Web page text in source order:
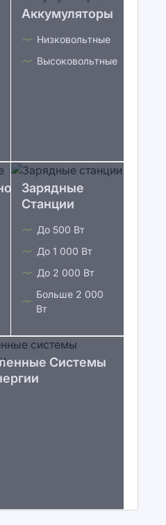
Аккумуляторы
Низковольтные
Высоковольтные
Зарядные
Станции
До 500 Вт
До 1 000 Вт
До 2 000 Вт
Больше 2 000
Вт
Системы